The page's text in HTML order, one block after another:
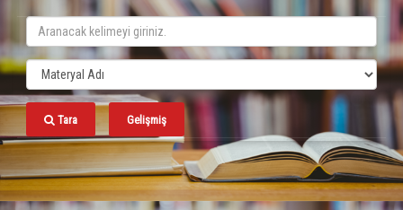
Tara Gelişmiş